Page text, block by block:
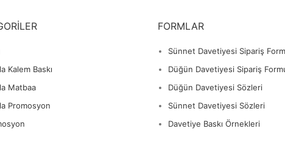
Kalem Baskı
Matbaa
Promosyon
FORMLAR
Sünnet Davetiyesi Sipariş
Düğün Davetiyesi Sipariş
Düğün Davetiyesi Sözleri
Sünnet Davetiyesi Sözleri
Davetiye Baskı Örnekleri